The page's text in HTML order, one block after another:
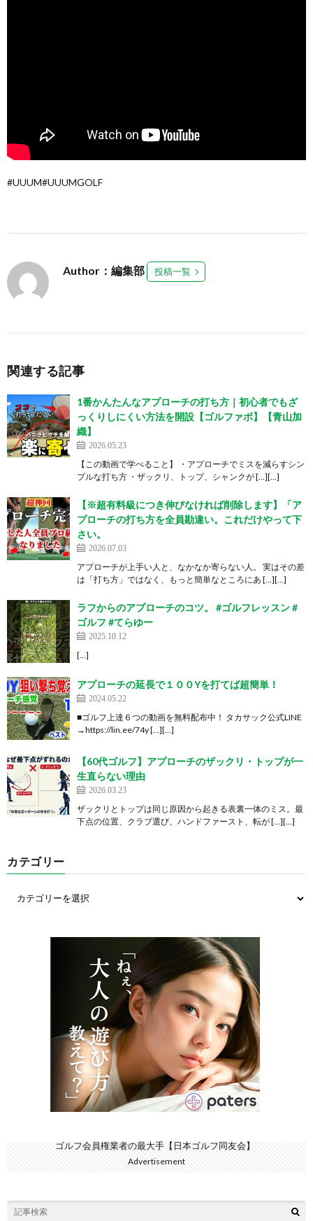
#UUUM#UUUMGOLF
Author：編集部 投稿一覧
関連する記事
1番かんたんなアプローチの打ち方｜初心者でもざ
っくりしにくい方法を開設【ゴルファボ】【青山加
織】
2026.05.23
【この動画で学べること】 ・アプローチでミスを減らすシン
プルな打ち方 ・ザックリ、トップ、シャンクが […][…]
【※超有料級につき伸びなければ削除します】「ア
プローチの打ち方を全員勘違い。これだけやって下
さい。
2026.07.03
アプローチが上手い人と、なかなか寄らない人。 実はその差
は「打ち方」ではなく、もっと簡単なところにあ […][…]
ラフからのアプローチのコツ。 #ゴルフレッスン #
ゴルフ #てらゆー
2025.10.12
[…]
アプローチの延長で１００Yを打てば超簡単！
2024.05.22
■ゴルフ上達６つの動画を無料配布中！ タカサック公式LINE
→https://lin.ee/74y […][…]
【60代ゴルフ】アプローチのザックリ・トップが一
生直らない理由
2026.03.23
ザックリとトップは同じ原因から起きる表裏一体のミス。最
下点の位置、クラブ選び、ハンドファースト、転が […][…]
カテゴリー
ゴルフ会員権業者の最大手【日本ゴルフ同友会】
Advertisement